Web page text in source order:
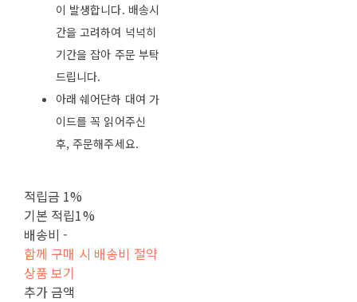
이 발생합니다. 배송시
간을 고려하여 넉넉히
기간을 잡아 주문 부탁
드립니다.
아래 쉐어단하 대여 가
이드를 꼭 읽어주신
후, 주문해주세요.
적립금 1%
기본 적립1%
배송비-
함께 구매 시 배송비 절약
상품 보기
추가 금액